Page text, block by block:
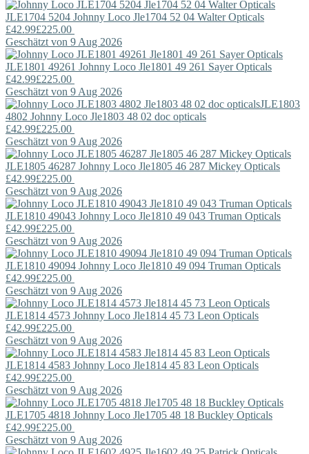
JLE1704 5204 Johnny Loco Jle1704 52 04 Walter Opticals
£42.99£225.00
Geschätzt von 9 Aug 2026
JLE1801 49261 Johnny Loco Jle1801 49 261 Sayer Opticals
£42.99£225.00
Geschätzt von 9 Aug 2026
JLE1803
4802 Johnny Loco Jle1803 48 02 doc opticals
£42.99£225.00
Geschätzt von 9 Aug 2026
JLE1805 46287 Johnny Loco Jle1805 46 287 Mickey Opticals
£42.99£225.00
Geschätzt von 9 Aug 2026
JLE1810 49043 Johnny Loco Jle1810 49 043 Truman Opticals
£42.99£225.00
Geschätzt von 9 Aug 2026
JLE1810 49094 Johnny Loco Jle1810 49 094 Truman Opticals
£42.99£225.00
Geschätzt von 9 Aug 2026
JLE1814 4573 Johnny Loco Jle1814 45 73 Leon Opticals
£42.99£225.00
Geschätzt von 9 Aug 2026
JLE1814 4583 Johnny Loco Jle1814 45 83 Leon Opticals
£42.99£225.00
Geschätzt von 9 Aug 2026
JLE1705 4818 Johnny Loco Jle1705 48 18 Buckley Opticals
£42.99£225.00
Geschätzt von 9 Aug 2026